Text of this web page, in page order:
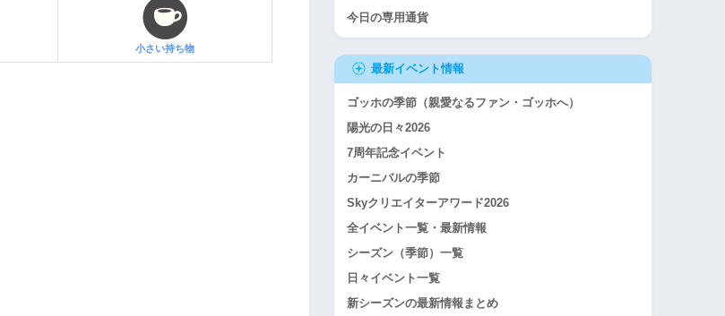
小さい持ち物
今日の専用通貨
最新イベント情報
ゴッホの季節（親愛なるファン・ゴッホへ）
陽光の日々2026
7周年記念イベント
カーニバルの季節
Skyクリエイターアワード2026
全イベント一覧・最新情報
シーズン（季節）一覧
日々イベント一覧
新シーズンの最新情報まとめ